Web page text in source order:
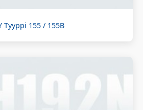
Tyyppi 155 / 155B